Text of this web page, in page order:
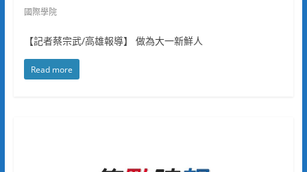
國際學院
【記者蔡宗武/高雄報導】 做為大一新鮮人
Read more